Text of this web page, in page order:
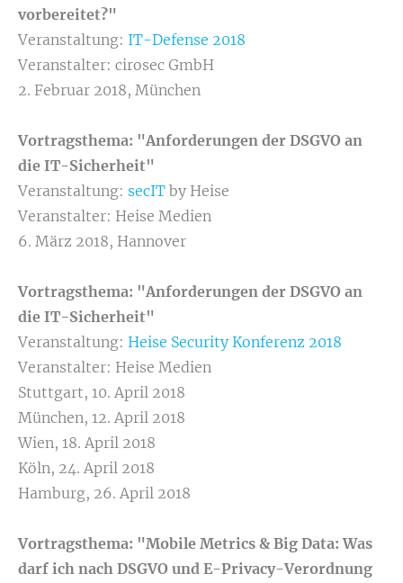
vorbereitet?"
Veranstaltung: IT-Defense 2018
Veranstalter: cirosec GmbH
2. Februar 2018, München
Vortragsthema: "Anforderungen der DSGVO an
die IT-Sicherheit"
Veranstaltung: secIT by Heise
Veranstalter: Heise Medien
6. März 2018, Hannover
Vortragsthema: "Anforderungen der DSGVO an
die IT-Sicherheit"
Veranstaltung: Heise Security Konferenz 2018
Veranstalter: Heise Medien
Stuttgart, 10. April 2018
München, 12. April 2018
Wien, 18. April 2018
Köln, 24. April 2018
Hamburg, 26. April 2018
Vortragsthema: "Mobile Metrics & Big Data: Was
darf ich nach DSGVO und E-Privacy-Verordnung